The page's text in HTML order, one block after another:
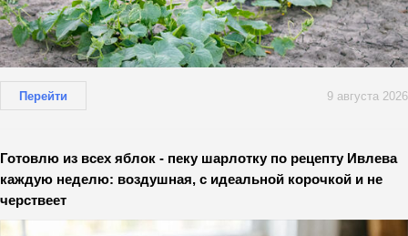
Перейти 9 августа 2026
Готовлю из всех яблок - пеку шарлотку по рецепту Ивлева
каждую неделю: воздушная, с идеальной корочкой и не
черствеет